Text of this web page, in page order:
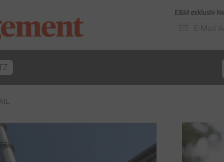
E&M exklusiv